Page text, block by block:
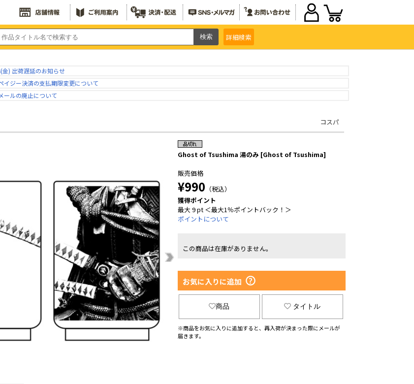
詳細検索
) 出荷遅延のお知らせ
イジー決済の支払期限変更について
ールの廃止について
コスパ
Ghost of Tsushima 湯のみ [Ghost of Tsushima]
販売価格
¥990 （税込）
獲得ポイント
最大 9 pt ＜最大1％ポイントバック！＞
ポイントについて
この商品は在庫がありません。
お気に入りに追加
商品 タイトル
※商品をお気に入りに追加すると、再入荷が決まった際にメールが
届きます。